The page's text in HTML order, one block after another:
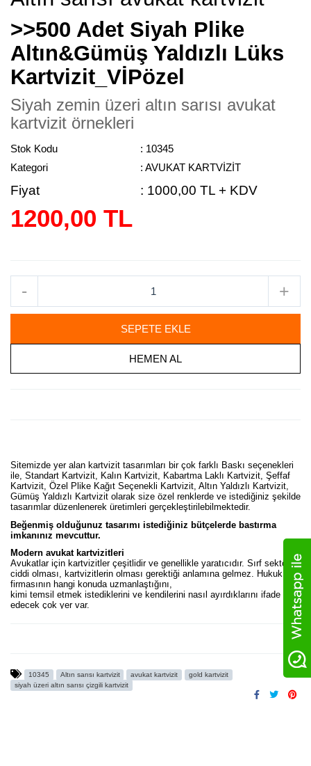
>>500 Adet Siyah Plike
Altın&Gümüş Yaldızlı Lüks
Kartvizit_VİPözel
Siyah zemin üzeri altın sarısı avukat
kartvizit örnekleri
Stok Kodu
: 10345
Kategori
: AVUKAT KARTVİZİT
Fiyat : 1000,00 TL + KDV
1200,00 TL
- +
SEPETE EKLE
HEMEN AL
Sitemizde yer alan kartvizit tasarımları bir çok farklı Baskı seçenekleri
ile, Standart Kartvizit, Kalın Kartvizit, Kabartma Laklı Kartvizit, Şeffaf
Kartvizit, Özel Plike Kağıt Seçenekli Kartvizit, Altın Yaldızlı Kartvizit,
Gümüş Yaldızlı Kartvizit olarak size özel renklerde ve istediğiniz şekilde
tasarımlar düzenlenerek üretimleri gerçekleştirilebilmektedir.
Beğenmiş olduğunuz tasarımı istediğiniz bütçelerde bastırma
imkanınız mevcuttur.
Modern avukat kartvizitleri
Avukatlar için kartvizitler çeşitlidir ve genellikle yaratıcıdır. Sırf sektörün
ciddi olması, kartvizitlerin olması gerektiği anlamına gelmez. Hukuk
firmasının hangi konuda uzmanlaştığını,
kimi temsil etmek istediklerini ve kendilerini nasıl ayırdıklarını ifade
edecek çok yer var.
en sevdiğimiz avukat kartvizitlerinden www.fikirtakimi.com
ve@avukatkartvizitleriinstagram resmi adresimizden basılmış
karviztlerin videolarınıhttps://fikirtakimi.com/video-katalog
10345 Altın sarısı kartvizit avukat kartvizit
gold kartvizit
siyah üzeri altın sarısı çizgili kartvizit